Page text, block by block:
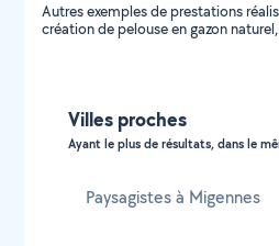
Autres exemples de prestations
création de pelouse en gazon
Villes proches
Ayant le plus de résultats, dans le
Paysagistes à Migennes